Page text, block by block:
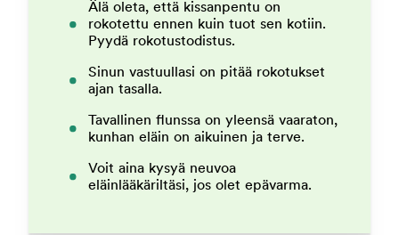
Älä oleta, että kissanpentu on
rokotettu ennen kuin tuot sen kotiin.
Pyydä rokotustodistus.
Sinun vastuullasi on pitää rokotukset
ajan tasalla.
Tavallinen flunssa on yleensä vaaraton,
kunhan eläin on aikuinen ja terve.
Voit aina kysyä neuvoa
eläinlääkäriltäsi, jos olet epävarma.